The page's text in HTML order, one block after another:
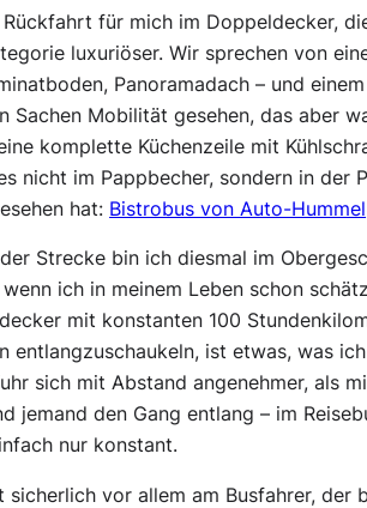
für mich im Doppeldecker,
luxuriöser. Wir sprechen von
Panoramadach – und
Sachen Mobilität gesehen, das aber
komplette Küchenzeile mit
nicht im Pappbecher, sondern in der
hat: Bistrobus von Auto-Hummel
Strecke bin ich diesmal im
wenn ich in meinem Leben schon
mit konstanten 100
entlangzuschaukeln, ist etwas, was
sich mit Abstand angenehmer, als
jemand den Gang entlang – im
nur konstant.
sicherlich vor allem am Busfahrer, der